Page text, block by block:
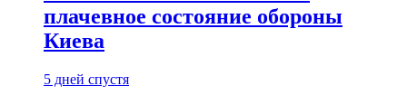
плачевное состояние обороны
Киева
5 дней спустя